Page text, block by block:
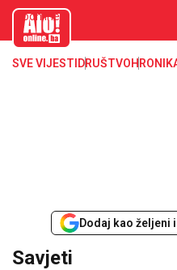
aloonline.b
SVE VIJESTI DRUŠTVO
Dodaj kao željeni
Savjeti